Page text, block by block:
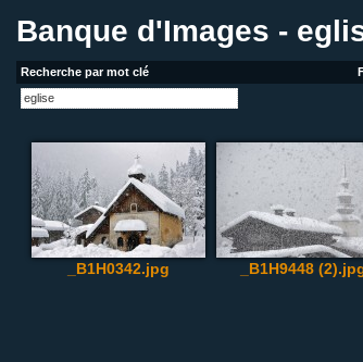
Banque d'Images -
Recherche par mot clé
_B1H0342.jpg _B1H9448